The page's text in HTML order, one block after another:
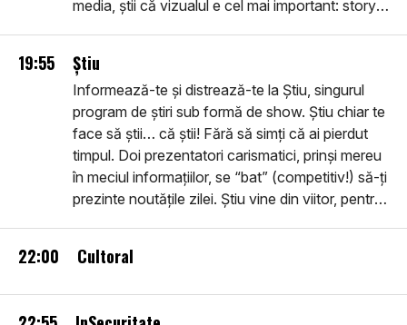
media, știi că vizualul e cel mai important: story-
utile, inteligente, ușor de urmărit. Intră în
comunitatea smart: află Știrile.
19:55 Știu
Informează-te și distrează-te la Știu, singurul
program de știri sub formă de show. Știu chiar te
face să știi… că știi! Fără să simți că ai pierdut
timpul. Doi prezentatori carismatici, prinși mereu
în meciul informațiilor, se “bat” (competitiv!) să-ți
prezinte noutățile zilei. Știu vine din viitor, pentru
22:00 Cultoral